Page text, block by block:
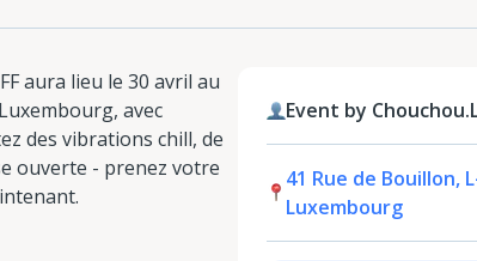
aura lieu le 30 avril au
avec
des vibrations chill, de
ouverte - prenez votre
Event by
41 Rue de Bouillon,
Luxembourg